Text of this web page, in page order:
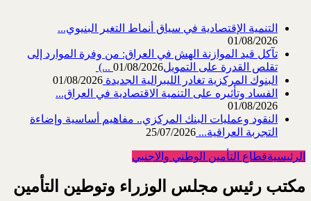
التنمية الإقتصادية في سياق أنماط التغير البنيوي...
01/08/2026
تآكل قيد الموازنة الهش في العراق: من وفرة الموارد إلى
تقلص القدرة على التمويل‎ (...01/08/2026
البنوك المركزية تغادر الليبرالية الجديدة 01/08/2026
الفساد وتأثيره على التنمية الاقتصادية في العراق...
01/08/2026
النقود وعمليات البنك المركزي.. مفاهيم أساسية وإضاءة
التجربة العراقية... 25/07/2026
الرئيسيةقطاع التأمين الوطني والاجنبي
مكتب رئيس مجلس الوزراء وتوطين التأمين